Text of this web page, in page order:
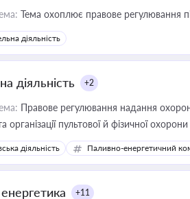
Тема охоплює правове регулювання
діяльність
діяльність +2
Правове регулювання надання
організації пультової й фізичної охорони
діяльність Паливно-енергетичний
+11